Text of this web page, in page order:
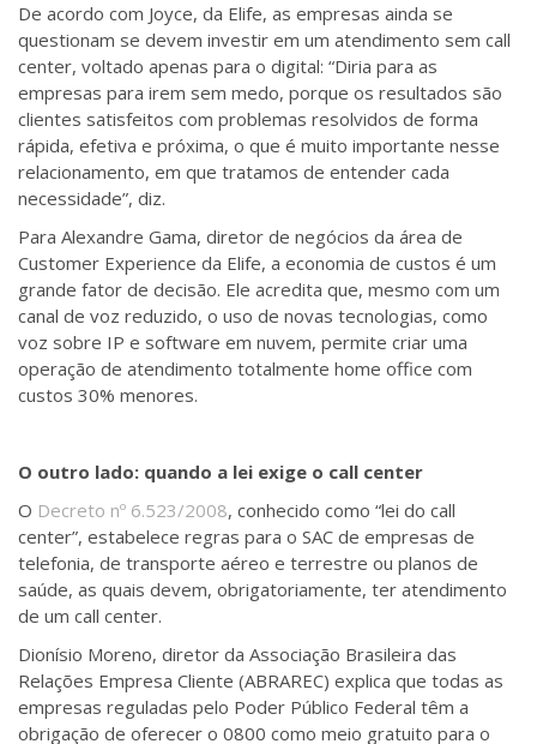
De acordo com Joyce, da Elife, as empresas ainda se
questionam se devem investir em um atendimento sem call
center, voltado apenas para o digital: “Diria para as
empresas para irem sem medo, porque os resultados são
clientes satisfeitos com problemas resolvidos de forma
rápida, efetiva e próxima, o que é muito importante nesse
relacionamento, em que tratamos de entender cada
necessidade”, diz.
Para Alexandre Gama, diretor de negócios da área de
Customer Experience da Elife, a economia de custos é um
grande fator de decisão. Ele acredita que, mesmo com um
canal de voz reduzido, o uso de novas tecnologias, como
voz sobre IP e software em nuvem, permite criar uma
operação de atendimento totalmente home office com
custos 30% menores.
O outro lado: quando a lei exige o call center
O Decreto nº 6.523/2008, conhecido como “lei do call
center”, estabelece regras para o SAC de empresas de
telefonia, de transporte aéreo e terrestre ou planos de
saúde, as quais devem, obrigatoriamente, ter atendimento
de um call center.
Dionísio Moreno, diretor da Associação Brasileira das
Relações Empresa Cliente (ABRAREC) explica que todas as
empresas reguladas pelo Poder Público Federal têm a
obrigação de oferecer o 0800 como meio gratuito para o